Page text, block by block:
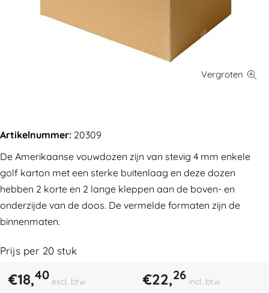
Artikelnummer: 20309
De Amerikaanse vouwdozen zijn van stevig 4 mm enkele
golf karton met een sterke buitenlaag en deze dozen
hebben 2 korte en 2 lange kleppen aan de boven- en
onderzijde van de doos. De vermelde formaten zijn de
binnenmaten.
Prijs per 20 stuk
€18,40 excl. btw €22,26 incl. btw